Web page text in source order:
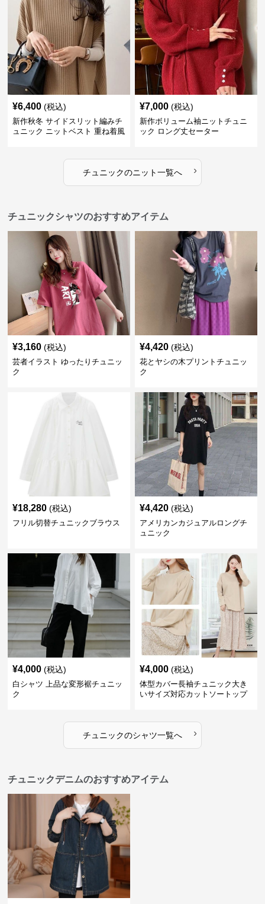
¥6,400 (税込)
新作秋冬 サイドスリット編みチ
ュニック ニットベスト 重ね着風
¥7,000 (税込)
新作ボリューム袖ニットチュニ
ック ロング丈セーター
チュニックのニット一覧へ ›
チュニックシャツのおすすめアイテム
¥3,160 (税込)
芸者イラスト ゆったりチュニッ
ク
¥4,420 (税込)
花とヤシの木プリントチュニッ
ク
¥18,280 (税込)
フリル切替チュニックブラウス
¥4,420 (税込)
アメリカンカジュアルロングチ
ュニック
¥4,000 (税込)
白シャツ 上品な変形裾チュニッ
ク
¥4,000 (税込)
体型カバー長袖チュニック大き
いサイズ対応カットソートップ
チュニックのシャツ一覧へ ›
チュニックデニムのおすすめアイテム